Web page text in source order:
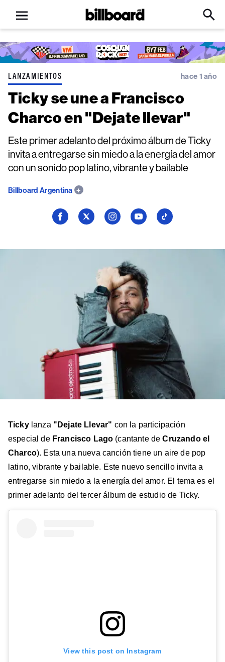
Open
menu
Billboard
Click
Input
LANZAMIENTOS hace 1 año
Ticky se une a Francisco
Charco en "Dejate llevar"
Este primer adelanto del próximo álbum de Ticky
invita a entregarse sin miedo a la energía del amor
con un sonido pop latino, vibrante y bailable
Billboard Argentina
Seguí
en
Seguí
en
Seguí
en
Instagram
Seguí
en
Seguí
en
Tickylanza "Dejate Llevar" con la participación
especial deFrancisco Lago (cantante deCruzando el
Charco). Esta una nueva canción tiene un aire de pop
latino, vibrante y bailable. Este nuevo sencillo invita a
entregarse sin miedo a la energía del amor. El tema es el
primer adelanto del tercer álbum de estudio de Ticky.
View this post on Instagram